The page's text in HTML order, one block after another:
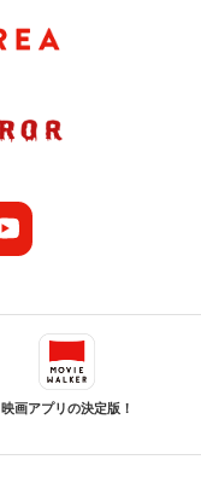
映画アプリの決定版！